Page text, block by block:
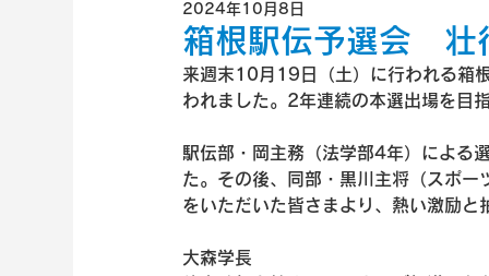
サッカー部 ラグビー部
ゴルフ部 硬式テニス部
箱根駅伝予選会 壮
2024年10月8日
来週末10月19日（土）に行われる箱
われました。2年連続の本選出場を目
駅伝部・岡主務（法学部4年）による
た。その後、同部・黒川主将（スポ
をいただいた皆さまより、熱い激励と
大森学長